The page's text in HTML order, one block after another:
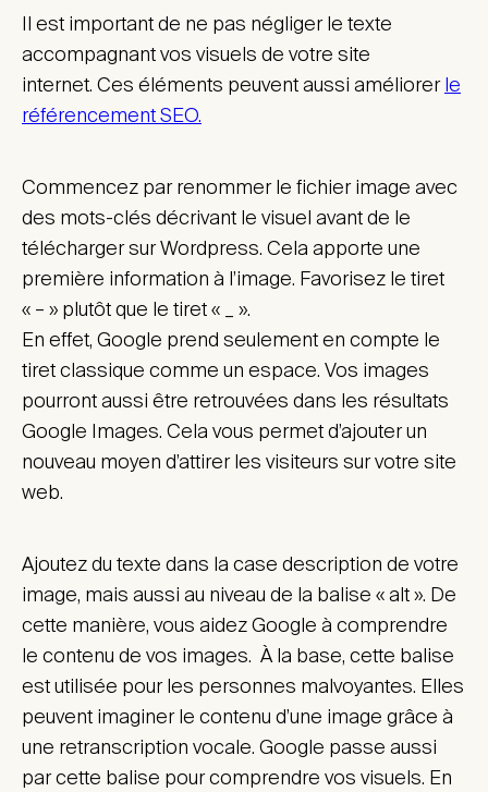
Il est important de ne pas négliger le texte
accompagnant vos visuels de votre site
internet. Ces éléments peuvent aussi améliorerle
référencement SEO.
Commencez par renommer le fichier image avec
des mots-clés décrivant le visuel avant de le
télécharger sur Wordpress. Cela apporte une
première information à l’image. Favorisez le tiret
« – » plutôt que le tiret « _ ».
En effet, Google prend seulement en compte le
tiret classique comme un espace. Vos images
pourront aussi être retrouvées dans les résultats
Google Images. Cela vous permet d’ajouter un
nouveau moyen d’attirer les visiteurs sur votre site
web.
Ajoutez du texte dans la case description de votre
image, mais aussi au niveau de la balise « alt ». De
cette manière, vous aidez Google à comprendre
le contenu de vos images. À la base, cette balise
est utilisée pour les personnes malvoyantes. Elles
peuvent imaginer le contenu d’une image grâce à
une retranscription vocale. Google passe aussi
par cette balise pour comprendre vos visuels. En